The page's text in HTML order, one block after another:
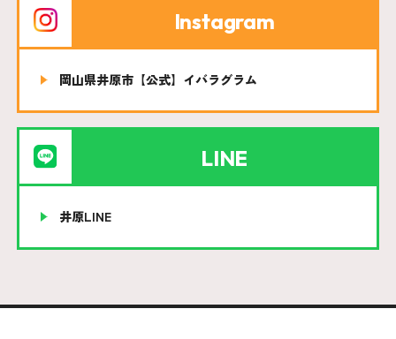
Instagram
岡山県井原市【公式】イバラグラム
LINE
井原LINE